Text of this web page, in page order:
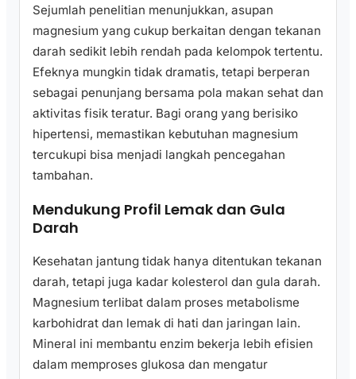
Sejumlah penelitian menunjukkan, asupan
magnesium yang cukup berkaitan dengan tekanan
darah sedikit lebih rendah pada kelompok tertentu.
Efeknya mungkin tidak dramatis, tetapi berperan
sebagai penunjang bersama pola makan sehat dan
aktivitas fisik teratur. Bagi orang yang berisiko
hipertensi, memastikan kebutuhan magnesium
tercukupi bisa menjadi langkah pencegahan
tambahan.
Mendukung Profil Lemak dan Gula
Darah
Kesehatan jantung tidak hanya ditentukan tekanan
darah, tetapi juga kadar kolesterol dan gula darah.
Magnesium terlibat dalam proses metabolisme
karbohidrat dan lemak di hati dan jaringan lain.
Mineral ini membantu enzim bekerja lebih efisien
dalam memproses glukosa dan mengatur